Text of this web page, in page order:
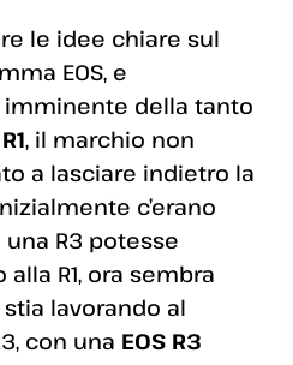
le idee chiare sul
EOS, e
imminente della tanto
, il marchio non
a lasciare indietro la
c’erano
R3 potesse
R1, ora sembra
lavorando al
con una EOS R3